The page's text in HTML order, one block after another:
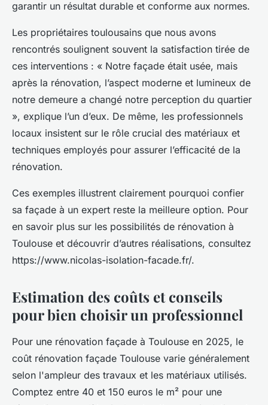
garantir un résultat durable et conforme aux normes.
Les propriétaires toulousains que nous avons
rencontrés soulignent souvent la satisfaction tirée de
ces interventions : « Notre façade était usée, mais
après la rénovation, l’aspect moderne et lumineux de
notre demeure a changé notre perception du quartier
», explique l’un d’eux. De même, les professionnels
locaux insistent sur le rôle crucial des matériaux et
techniques employés pour assurer l’efficacité de la
rénovation.
Ces exemples illustrent clairement pourquoi confier
sa façade à un expert reste la meilleure option. Pour
en savoir plus sur les possibilités de rénovation à
Toulouse et découvrir d’autres réalisations, consultez
https://www.nicolas-isolation-facade.fr/.
Estimation des coûts et conseils
pour bien choisir un professionnel
Pour une rénovation façade à Toulouse en 2025, le
coût rénovation façade Toulouse varie généralement
selon l'ampleur des travaux et les matériaux utilisés.
Comptez entre 40 et 150 euros le m² pour une